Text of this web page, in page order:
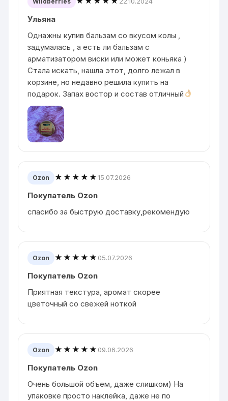
Ульяна
Однажны купив бальзам со вкусом колы ,
задумалась , а есть ли бальзам с
арматизатором виски или может коньяка )
Стала искать, нашла этот, долго лежал в
корзине, но недавно решила купить на
подарок. Запах востор и состав отличный
Ozon ★★★★★15.07.2026
Покупатель Ozon
спасибо за быструю доставку,рекомендую
Ozon ★★★★★ 05.07.2026
Покупатель Ozon
Приятная текстура, аромат скорее
цветочный со свежей ноткой
Ozon ★★★★★ 09.06.2026
Покупатель Ozon
Очень большой объем, даже слишком) На
упаковке просто наклейка, даже не по